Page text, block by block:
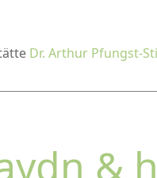
Dr. Arthur Pfungst-
&